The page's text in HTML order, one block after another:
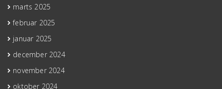
marts 2025
februar 2025
januar 2025
december 2024
november 2024
oktober 2024